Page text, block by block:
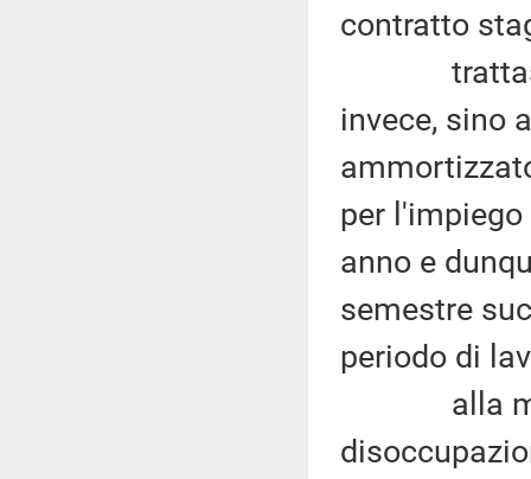
contratto
trattasi di
invece, sino
per l'impiego
anno e
semestre
periodo di
alla